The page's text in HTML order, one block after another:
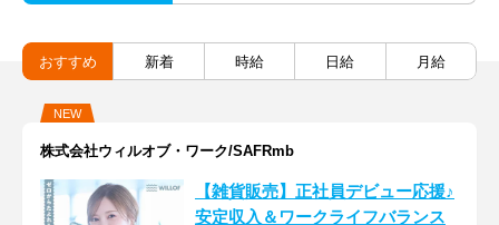
おすすめ 新着 時給 日給 月給
NEW
株式会社ウィルオブ・ワーク/SAFRmb
【雑貨販売】正社員デビュー応援♪
安定収入＆ワークライフバランス